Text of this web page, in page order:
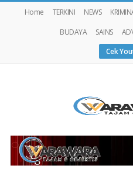
Home TERKINI NEWS
BUDAYA
SAINS
Cek
Warawaranews